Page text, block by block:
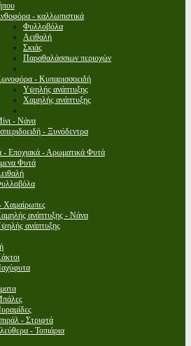
- καλλωπιστικά
Φυλλοβόλα
Αειθαλή
Σκιάς
Παραθαλάσσιων περιοχών
- Κυπαρισσοειδή
Υψηλής ανάπτυξης
Χαμηλής ανάπτυξης
- Νάνα
- Ξυνόδεντρα
- Εποχιακά - Αρωματικά Φυτά
Φυτά
Χαμαίρωπες
ανάπτυξης - Νάνα
ανάπτυξης
- Στριφτά
- Τοπιάρια